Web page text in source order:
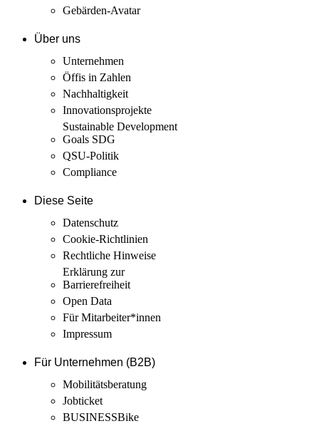
Gebärden-Avatar
Über uns
Unternehmen
Öffis in Zahlen
Nachhaltigkeit
Innovations­projekte
Sustainable Development
Goals SDG
QSU-Politik
Compliance
Diese Seite
Datenschutz
Cookie-Richtlinien
Rechtliche Hinweise
Erklärung zur
Barrierefreiheit
Open Data
Für Mitarbeiter­*innen
Impressum
Für Unternehmen (B2B)
Mobilitäts­beratung
Jobticket
BUSINESSBike